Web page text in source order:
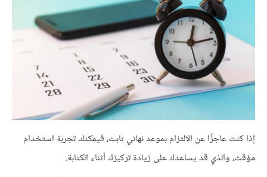
إذا كنت عاجزًا عن الالتزام بموعد نهائي ثابت، فيمكنك تجربة استخدام
مؤقت، والذي قد يساعدك على زيادة تركيزك أثناء الكتابة.